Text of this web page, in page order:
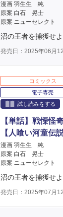
漫画 羽生生 純
原案 白石 晃士
原案 ニューセレクト
沼の王者を捕獲せよ
発売日：2025年06月
コミックス
電子専売
試し読みをする
【単話】戦慄怪
【人喰い河童
漫画 羽生生 純
原案 白石 晃士
原案 ニューセレクト
沼の王者を捕獲せよ
発売日：2025年07月